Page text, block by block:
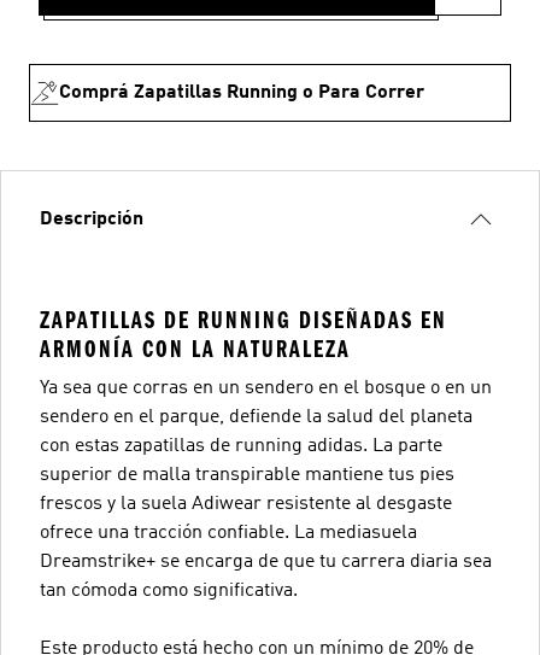
Comprá Zapatillas Running o Para Correr
Descripción
ZAPATILLAS DE RUNNING DISEÑADAS EN
ARMONÍA CON LA NATURALEZA
Ya sea que corras en un sendero en el bosque o en un
sendero en el parque, defiende la salud del planeta
con estas zapatillas de running adidas. La parte
superior de malla transpirable mantiene tus pies
frescos y la suela Adiwear resistente al desgaste
ofrece una tracción confiable. La mediasuela
Dreamstrike+ se encarga de que tu carrera diaria sea
tan cómoda como significativa.
Este producto está hecho con un mínimo de 20% de